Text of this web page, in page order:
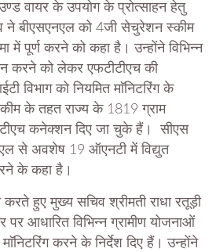
वायर के उपयोग के प्रोत्साहन हेतु
ने बीएसएनएल को 4जी सेचुरेशन स्कीम
में पूर्ण करने को कहा है। उन्होंने विभिन्न
करने को लेकर एफटीटीएच की
विभाग को नियमित माॅनिटरिंग के
के तहत राज्य के 1819 ग्राम
कनेक्शन दिए जा चुके हैं। सीएस
से अवशेष 19 ऑएनटी में विद्युत
के कहा है।
करते हुए मुख्य सचिव श्रीमती राधा रतूड़ी
पर आधारित विभिन्न ग्रामीण योजनाओं
करने के निर्देश दिए हैं। उन्होंने